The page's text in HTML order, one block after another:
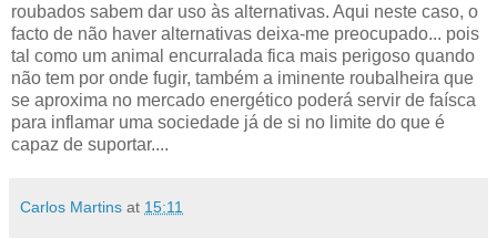
roubados sabem dar uso às alternativas. Aqui neste caso, o
facto de não haver alternativas deixa-me preocupado... pois
tal como um animal encurralada fica mais perigoso quando
não tem por onde fugir, também a iminente roubalheira que
se aproxima no mercado energético poderá servir de faísca
para inflamar uma sociedade já de si no limite do que é
capaz de suportar....
Carlos Martins at 15:11